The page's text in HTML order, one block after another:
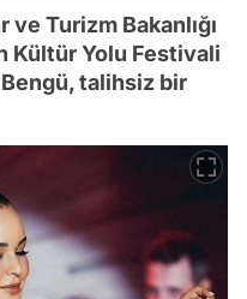
Turizm Bakanlığı
Kültür Yolu Festivali
talihsiz bir